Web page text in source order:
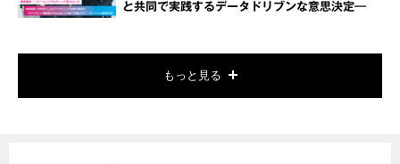
と共同で実践するデータドリブンな意思決定―
もっと見る